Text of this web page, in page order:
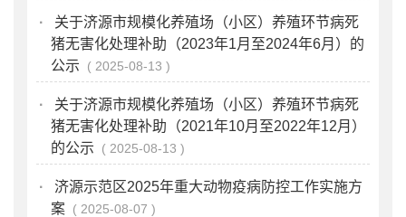
·
关于济源市规模化养殖场（小区）养殖环节病死
猪无害化处理补助（2023年1月至2024年6月）的
公示
2025-08-13
·
关于济源市规模化养殖场（小区）养殖环节病死
猪无害化处理补助（2021年10月至2022年12月）
的公示
2025-08-13
·
济源示范区2025年重大动物疫病防控工作实施方
案
2025-08-07